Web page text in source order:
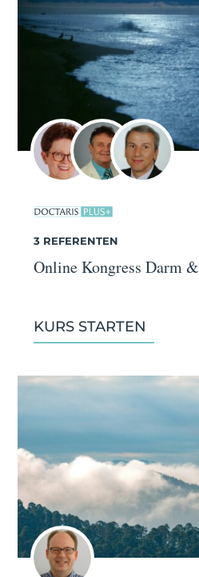
3 REFERENTEN
Online Kongress Darm
KURS STARTEN